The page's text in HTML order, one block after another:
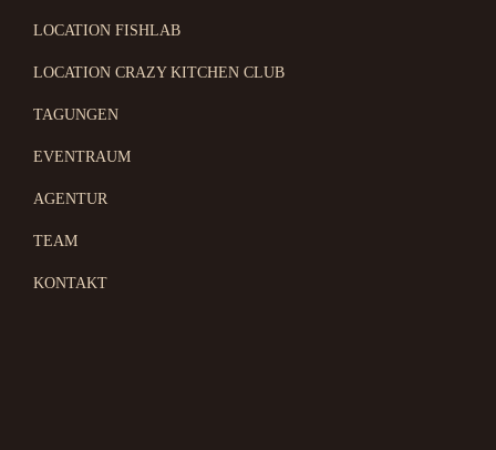
LOCATION FISHLAB
LOCATION CRAZY KITCHEN CLUB
TAGUNGEN
EVENTRAUM
AGENTUR
TEAM
KONTAKT